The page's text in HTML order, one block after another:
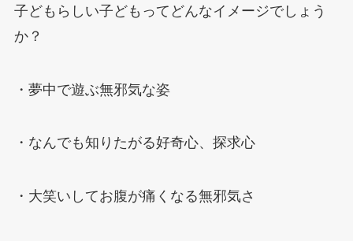
子どもらしい子どもってどんなイメージでしょう
か？
・夢中で遊ぶ無邪気な姿
・なんでも知りたがる好奇心、探求心
・大笑いしてお腹が痛くなる無邪気さ